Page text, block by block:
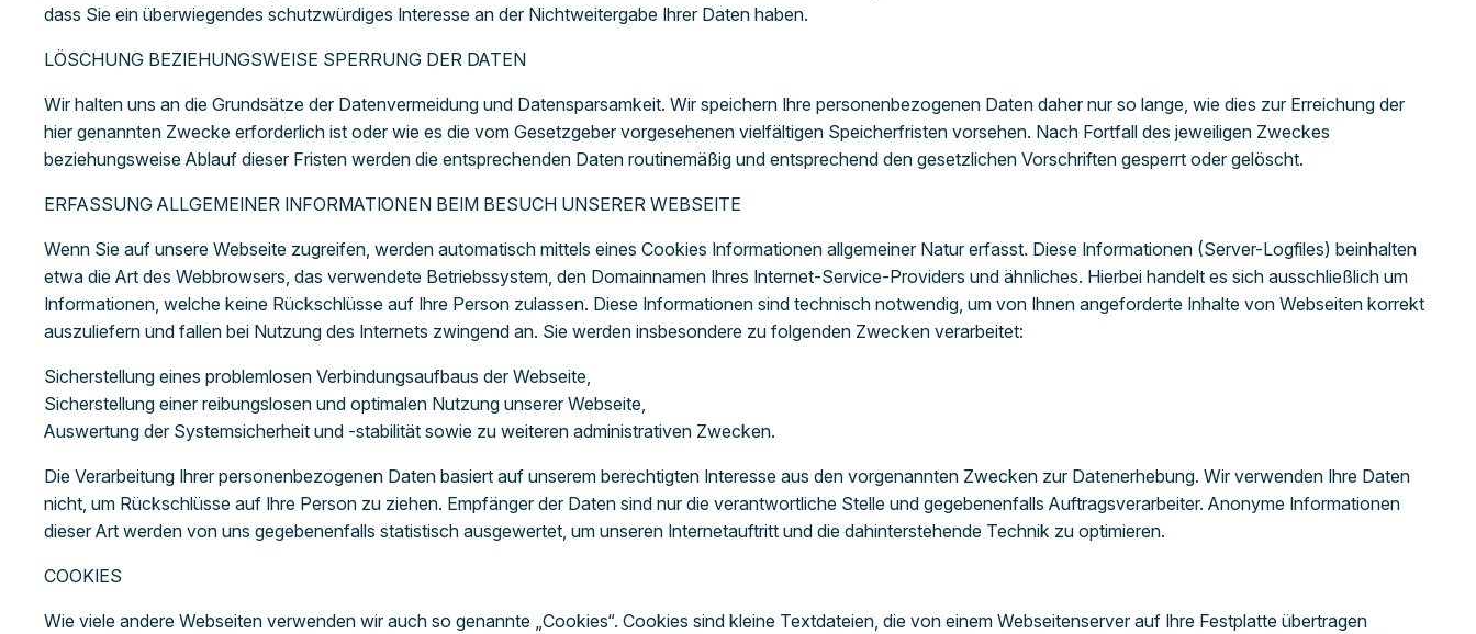
dass Sie ein überwiegendes schutzwürdiges Interesse an der Nichtweitergabe Ihrer Daten haben.
LÖSCHUNG BEZIEHUNGSWEISE SPERRUNG DER DATEN
Wir halten uns an die Grundsätze der Datenvermeidung und Datensparsamkeit. Wir speichern Ihre personenbezogenen Daten daher nur so lange, wie dies zur Erreichung der
hier genannten Zwecke erforderlich ist oder wie es die vom Gesetzgeber vorgesehenen vielfältigen Speicherfristen vorsehen. Nach Fortfall des jeweiligen Zweckes
beziehungsweise Ablauf dieser Fristen werden die entsprechenden Daten routinemäßig und entsprechend den gesetzlichen Vorschriften gesperrt oder gelöscht.
ERFASSUNG ALLGEMEINER INFORMATIONEN BEIM BESUCH UNSERER WEBSEITE
Wenn Sie auf unsere Webseite zugreifen, werden automatisch mittels eines Cookies Informationen allgemeiner Natur erfasst. Diese Informationen (Server-Logfiles) beinhalten
etwa die Art des Webbrowsers, das verwendete Betriebssystem, den Domainnamen Ihres Internet-Service-Providers und ähnliches. Hierbei handelt es sich ausschließlich um
Informationen, welche keine Rückschlüsse auf Ihre Person zulassen. Diese Informationen sind technisch notwendig, um von Ihnen angeforderte Inhalte von Webseiten korrekt
auszuliefern und fallen bei Nutzung des Internets zwingend an. Sie werden insbesondere zu folgenden Zwecken verarbeitet:
Sicherstellung eines problemlosen Verbindungsaufbaus der Webseite,
Sicherstellung einer reibungslosen und optimalen Nutzung unserer Webseite,
Auswertung der Systemsicherheit und -stabilität sowie zu weiteren administrativen Zwecken.
Die Verarbeitung Ihrer personenbezogenen Daten basiert auf unserem berechtigten Interesse aus den vorgenannten Zwecken zur Datenerhebung. Wir verwenden Ihre Daten
nicht, um Rückschlüsse auf Ihre Person zu ziehen. Empfänger der Daten sind nur die verantwortliche Stelle und gegebenenfalls Auftragsverarbeiter. Anonyme Informationen
dieser Art werden von uns gegebenenfalls statistisch ausgewertet, um unseren Internetauftritt und die dahinterstehende Technik zu optimieren.
COOKIES
Wie viele andere Webseiten verwenden wir auch so genannte „Cookies“. Cookies sind kleine Textdateien, die von einem Webseitenserver auf Ihre Festplatte übertragen